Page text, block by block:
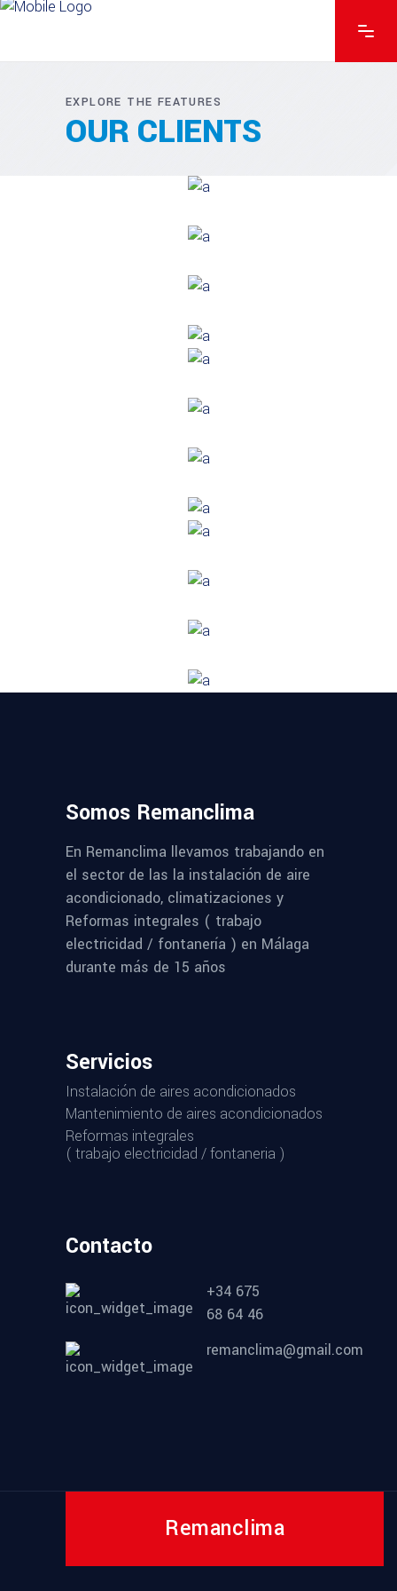
EXPLORE THE FEATURES
OUR CLIENTS
Somos Remanclima
En Remanclima llevamos trabajando en
el sector de las la instalación de aire
acondicionado, climatizaciones y
Reformas integrales ( trabajo
electricidad / fontanería ) en Málaga
durante más de 15 años
Servicios
Instalación de aires acondicionados
Mantenimiento de aires acondicionados
Reformas integrales
( trabajo electricidad / fontaneria )
Contacto
+34 675
68 64 46
remanclima@gmail.com
Remanclima